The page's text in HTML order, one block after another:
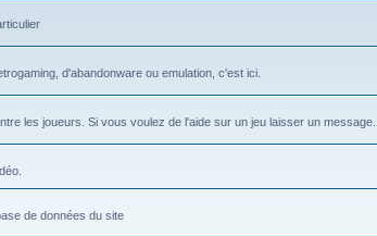
d'abandonware ou emulation, c'est ici.
les joueurs. Si vous voulez de l'aide sur un jeu laisser un message...
de données du site